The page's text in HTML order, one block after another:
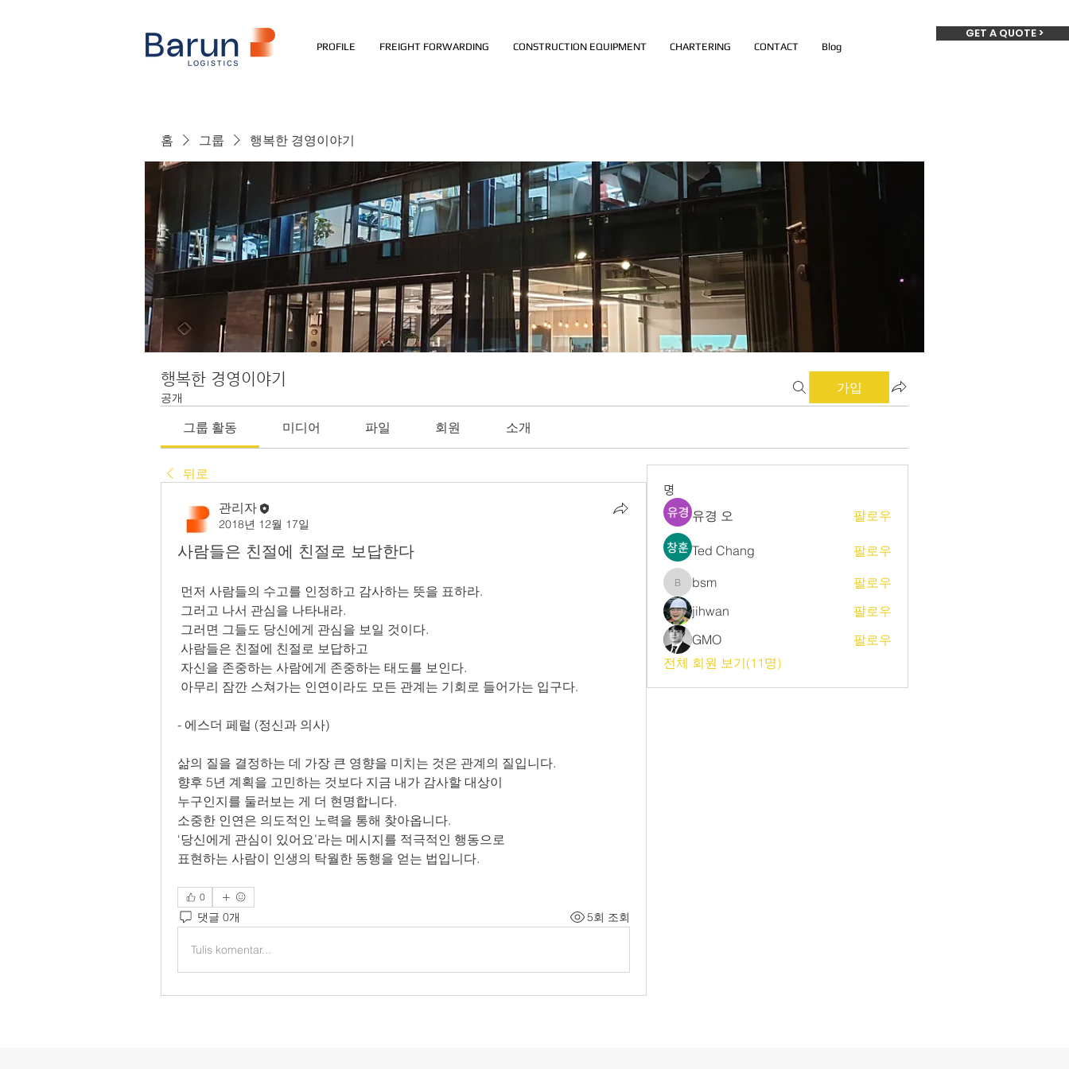
PROFILE FREIGHT FORWARDING CONSTRUCTION EQUIPMENT CHARTERING CONTACT Blog
GET A QUOTE >
홈 그룹 행복한 경영이야기
행복한 경영이야기
공개
가입
그룹 활동 미디어 파일 회원 소개
뒤로
관리자
2018년 12월 17일
사람들은 친절에 친절로 보답한다
먼저 사람들의 수고를 인정하고 감사하는 뜻을 표하라.
그러고 나서 관심을 나타내라.
그러면 그들도 당신에게 관심을 보일 것이다.
사람들은 친절에 친절로 보답하고
자신을 존중하는 사람에게 존중하는 태도를 보인다.
아무리 잠깐 스쳐가는 인연이라도 모든 관계는 기회로 들어가는 입구다.
- 에스더 페럴 (정신과 의사)
삶의 질을 결정하는 데 가장 큰 영향을 미치는 것은 관계의 질입니다.
향후 5년 계획을 고민하는 것보다 지금 내가 감사할 대상이
누구인지를 둘러보는 게 더 현명합니다.
소중한 인연은 의도적인 노력을 통해 찾아옵니다.
‘당신에게 관심이 있어요’라는 메시지를 적극적인 행동으로
표현하는 사람이 인생의 탁월한 동행을 얻는 법입니다.
0
댓글 0개 5회 조회
Tulis komentar...
명
유경 오 팔로우
Ted Chang 팔로우
bsmbsm
팔로우
jihwan
팔로우
GMO
팔로우
전체 회원 보기(11명)